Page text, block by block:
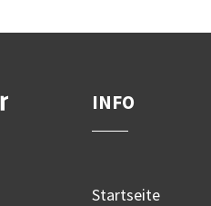
INFO
Startseite